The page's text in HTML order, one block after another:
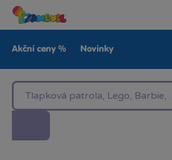
Akční ceny % Novinky